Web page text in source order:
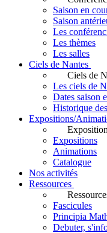
Saison en
Saison
Les
Les thèmes
Les salles
Ciels de Nantes
Ciels de
Les ciels de
Dates saison
Historique
Expositions/
Expositions
Animations
Catalogue
Nos activités
Ressources
Fascicules
Principia
Debuter,